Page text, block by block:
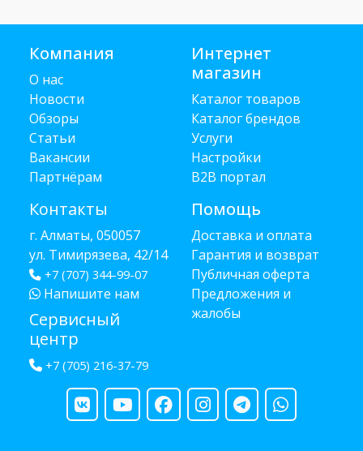
Компания
О нас
Новости
Обзоры
Статьи
Вакансии
Партнёрам
Контакты
г. Алматы, 050057
ул. Тимирязева, 42/14
+7 (707) 344-99-07
Напишите нам
Сервисный
центр
+7 (705) 216-37-79
Интернет
магазин
Каталог товаров
Каталог брендов
Услуги
Настройки
B2B портал
Помощь
Доставка и оплата
Гарантия и возврат
Публичная оферта
Предложения и
жалобы